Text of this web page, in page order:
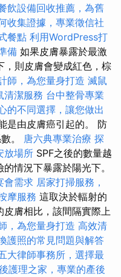
飲設備回收推薦，為舊
收集證據，專業徵信社
餐點 利用WordPress打
備 如果皮膚暴露於最激
，則皮膚會變成紅色，棕
師，為您量身打造 滅鼠
清潔服務 台中整骨專業
的不同選擇，讓您做出
是由皮膚癌引起的。 防
。 唐六典專業治療 探
放場所 SPF之後的數量越
情況下暴露於陽光下。
會需求 居家打掃服務，
摩服務 這取決於輻射的
膚相比，該間隔實際上
，為您量身打造 高效清
護照的常見問題與解答
大律師事務所，選擇最
護理之家，專業的產後